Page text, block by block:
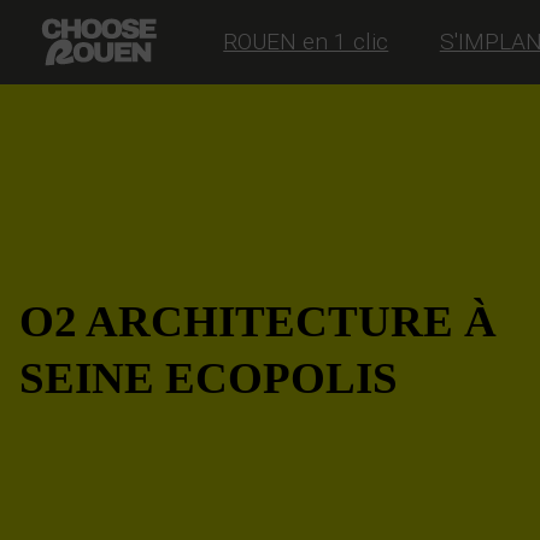
ROUEN en 1 clic
O2 ARCHITECTURE À
SEINE ECOPOLIS